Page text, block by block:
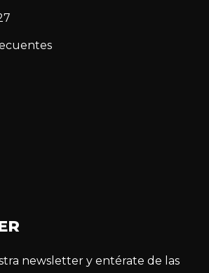
newsletter y entérate de las